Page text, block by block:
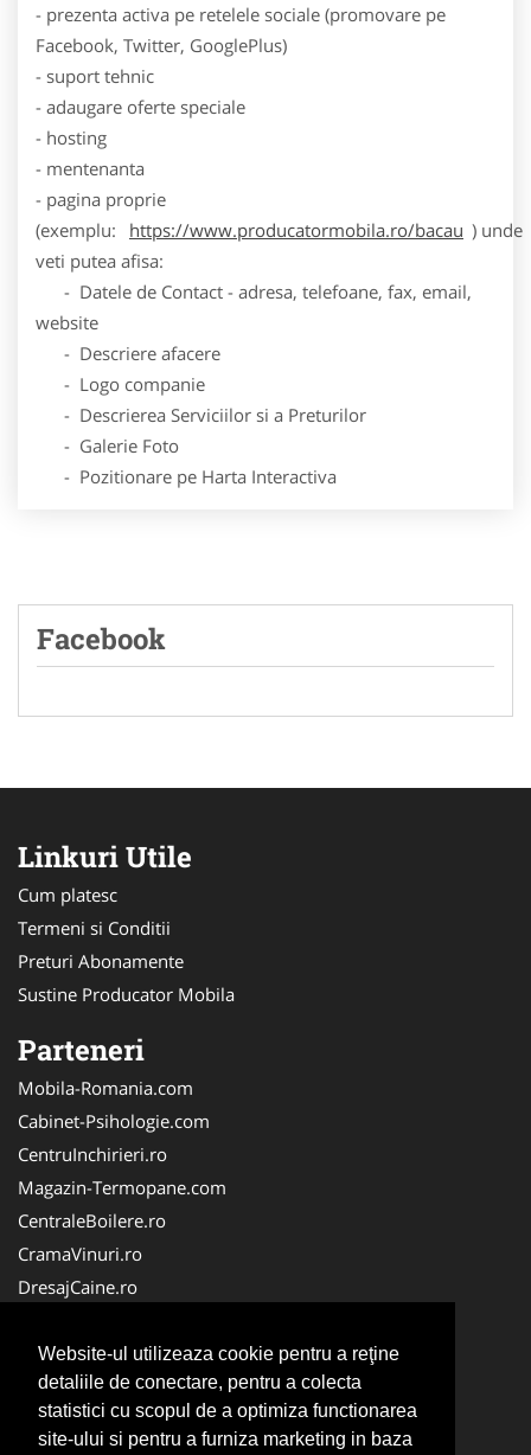
Website-ul utilizeaza cookie pentru a reţine
detaliile de conectare, pentru a colecta
statistici cu scopul de a optimiza functionarea
site-ului si pentru a furniza marketing in baza
- prezenta activa pe retelele sociale (promovare pe
Facebook, Twitter, GooglePlus)
- suport tehnic
- adaugare oferte speciale
- hosting
- mentenanta
- pagina proprie
(exemplu:
https://www.producatormobila.ro/bacau ) unde
veti putea afisa:
- Datele de Contact - adresa, telefoane, fax, email,
website
- Descriere afacere
- Logo companie
- Descrierea Serviciilor si a Preturilor
- Galerie Foto
- Pozitionare pe Harta Interactiva
Facebook
Linkuri Utile
Cum platesc
Termeni si Conditii
Preturi Abonamente
Sustine Producator Mobila
Parteneri
Mobila-Romania.com
Cabinet-Psihologie.com
CentruInchirieri.ro
Magazin-Termopane.com
CentraleBoilere.ro
CramaVinuri.ro
DresajCaine.ro
Alpinist-Utilitar.com
Birouri-Cadastru.ro
FirmaTractariAuto.ro